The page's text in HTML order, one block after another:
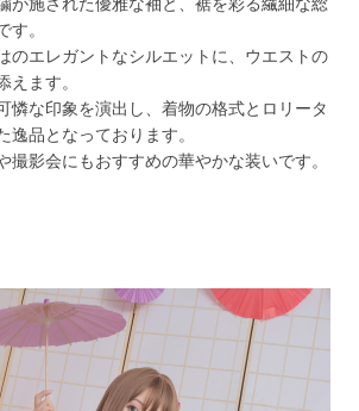
す。
のエレガントなシルエットに、ウエストの
えます。
憐な印象を演出し、着物の格式とロリータ
逸品となっております。
撮影会にもおすすめの華やかな装いです。